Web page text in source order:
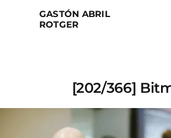
GASTÓN ABRIL
ROTGER
[202/366]